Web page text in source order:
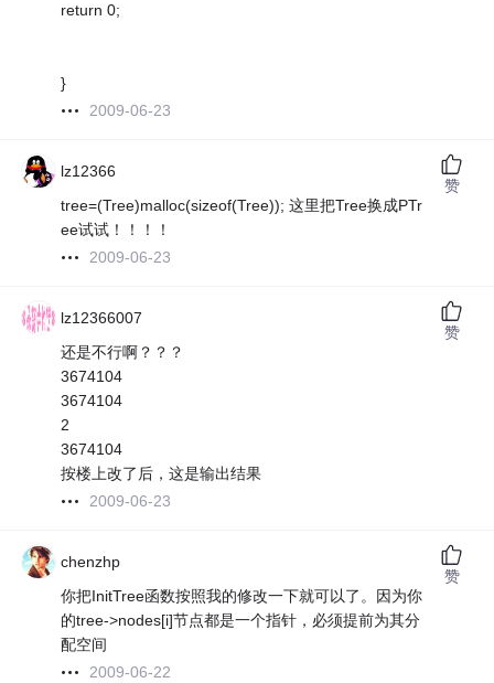
return 0;
}
2009-06-23
lz12366
tree=(Tree)malloc(sizeof(Tree)); 这里把Tree换成PTr
ee试试！！！！
2009-06-23
赞
lz12366007
还是不行啊？？？
3674104
3674104
2
3674104
按楼上改了后，这是输出结果
2009-06-23
赞
chenzhp
你把InitTree函数按照我的修改一下就可以了。因为你
的tree->nodes[i]节点都是一个指针，必须提前为其分
配空间
2009-06-22
赞